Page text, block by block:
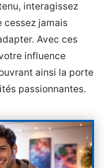
interagissez
cessez jamais
Avec ces
influence
ainsi la porte
passionnantes.